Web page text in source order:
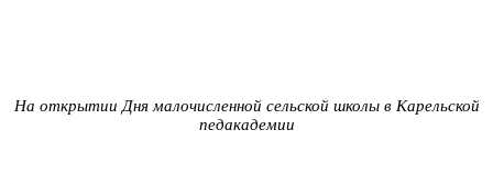
На открытии Дня малочисленной сельской школы в Карельской
педакадемии